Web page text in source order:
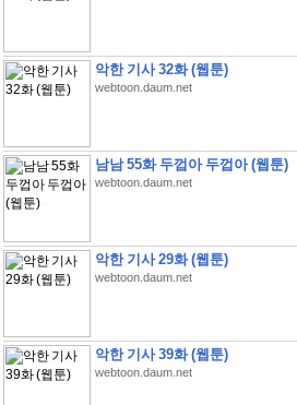
악한 기사 32화 (웹툰)
webtoon.daum.net
남남 55화 두껍아 두껍아 (웹툰)
webtoon.daum.net
악한 기사 29화 (웹툰)
webtoon.daum.net
악한 기사 39화 (웹툰)
webtoon.daum.net